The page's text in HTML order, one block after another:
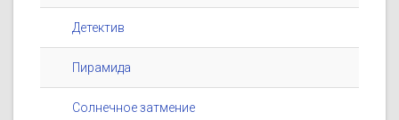
Детектив
Пирамида
Солнечное затмение